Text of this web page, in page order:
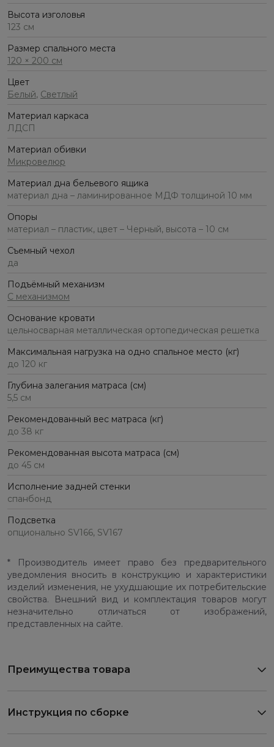
Высота изголовья
123 см
Размер спального места
120 × 200 см
Цвет
Белый, Светлый
Материал каркаса
ЛДСП
Материал обивки
Микровелюр
Материал дна бельевого ящика
материал дна – ламинированное МДФ толщиной 10 мм
Опоры
материал – пластик, цвет – Черный, высота – 10 см
Съемный чехол
да
Подъёмный механизм
С механизмом
Основание кровати
цельносварная металлическая ортопедическая решетка
Максимальная нагрузка на одно спальное место (кг)
до 120 кг
Глубина залегания матраса (см)
5,5 см
Рекомендованный вес матраса (кг)
до 38 кг
Рекомендованная высота матраса (см)
до 45 см
Исполнение задней стенки
спанбонд
Подсветка
опционально SV166, SV167
* Производитель имеет право без предварительного
уведомления вносить в конструкцию и характеристики
изделий изменения, не ухудшающие их потребительские
свойства. Внешний вид и комплектация товаров могут
незначительно отличаться от изображений,
представленных на сайте.
Преимущества товара
Инструкция по сборке